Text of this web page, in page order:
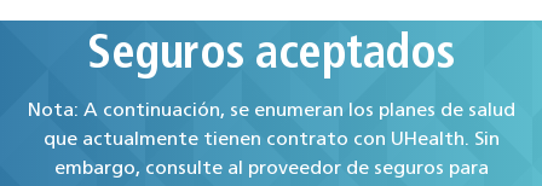
Seguros aceptados
Nota: A continuación, se enumeran los planes de salud
que actualmente tienen contrato con UHealth. Sin
embargo, consulte al proveedor de seguros para